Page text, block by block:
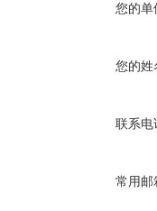
您的单
您的姓
联系电
常用邮